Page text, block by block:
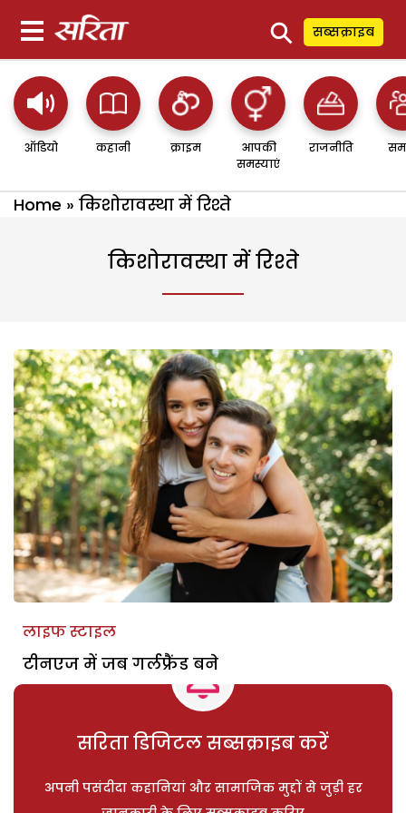
⚲ सब्सक्राइब
ऑडियो कहानी क्राइम
आपकी
समस्याएं
राजनीति
Home » किशोरावस्था में रिश्ते
किशोरावस्था में रिश्ते
लाइफ स्टाइल
टीनएज में जब गर्लफ्रैंड बने
सरिता डिजिटल सब्सक्राइब करें
अपनी पसंदीदा कहानियां और सामाजिक मुद्दों से जुड़ी हर